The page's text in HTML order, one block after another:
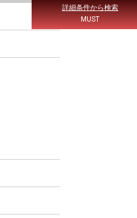
詳細条件から検索
MUST